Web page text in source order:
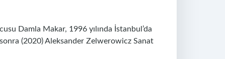
Damla Makar, 1996 yılında İstanbul’da
(2020) Aleksander Zelwerowicz Sanat